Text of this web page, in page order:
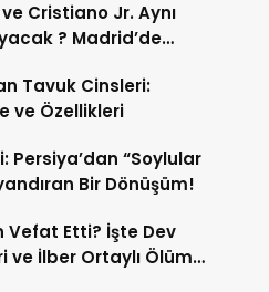
Cristiano Jr. Aynı
? Madrid’de
Tavuk Cinsleri:
ve Özellikleri
Persiya’dan “Soylular
Bir Dönüşüm!
Vefat Etti? İşte Dev
ve İlber Ortaylı Ölüm